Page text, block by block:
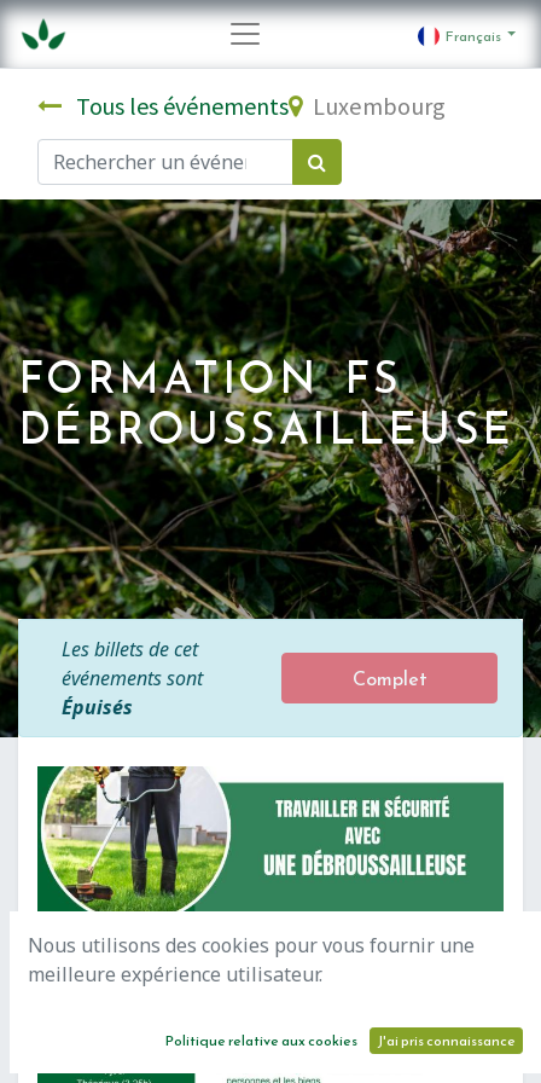
Français
Tous les événements Luxembourg
FORMATION FS
DÉBROUSSAILLEUSE
Les billets de cet
événements sont
Épuisés
Complet
Nous utilisons des cookies pour vous fournir une
meilleure expérience utilisateur.
Politique relative aux cookies J'ai pris connaissance